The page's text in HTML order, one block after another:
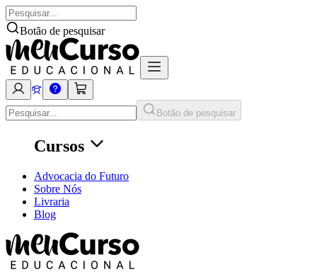
Botão de pesquisar
Botão de pesquisar
Cursos
Advocacia do Futuro
Sobre Nós
Livraria
Blog